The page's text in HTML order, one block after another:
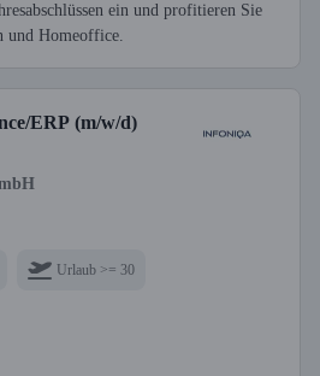
ein und profitieren Sie
und Homeoffice.
ERP (m/w/d)
Urlaub >= 30